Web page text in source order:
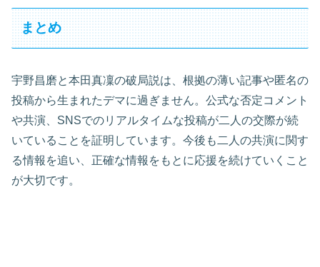
まとめ
宇野昌磨と本田真凜の破局説は、根拠の薄い記事や匿名の
投稿から生まれたデマに過ぎません。公式な否定コメント
や共演、SNSでのリアルタイムな投稿が二人の交際が続
いていることを証明しています。今後も二人の共演に関す
る情報を追い、正確な情報をもとに応援を続けていくこと
が大切です。